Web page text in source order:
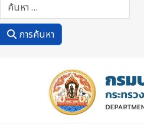
การค้นหา